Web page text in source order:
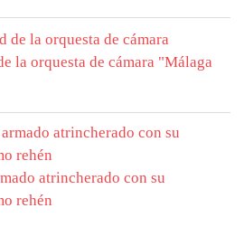
la orquesta de cámara "Málaga
atrincherado con su
rehén